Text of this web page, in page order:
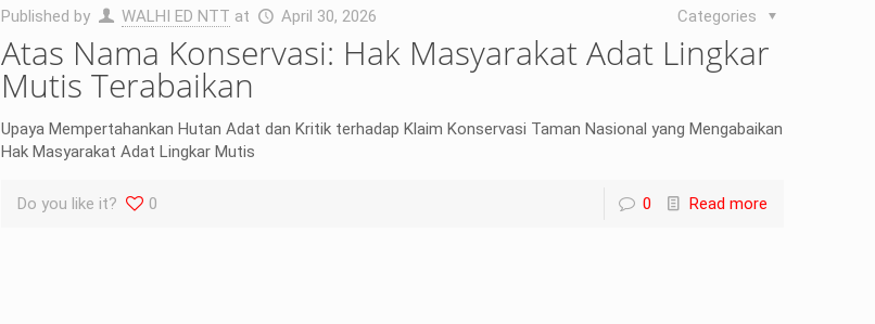
Published by WALHI ED NTT at April 30, 2026 Categories
Atas Nama Konservasi: Hak Masyarakat Adat Lingkar
Mutis Terabaikan
Upaya Mempertahankan Hutan Adat dan Kritik terhadap Klaim Konservasi Taman Nasional yang Mengabaikan
Hak Masyarakat Adat Lingkar Mutis
Do you like it? 0 0 Read more